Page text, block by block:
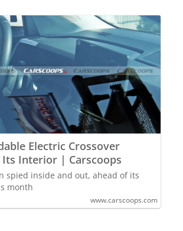
Electric Crossover
Its Interior | Carscoops
spied inside and out, ahead of its
month
www.carscoops.com